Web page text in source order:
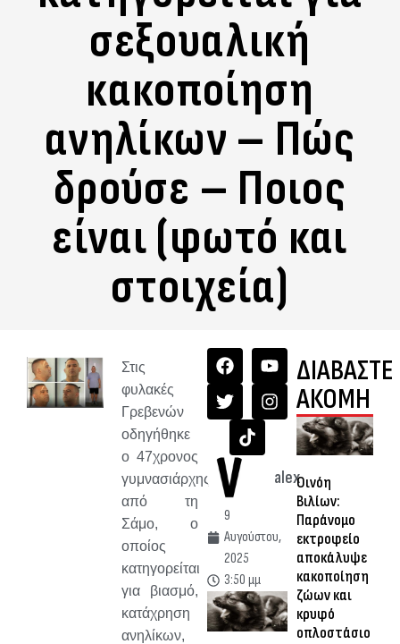
σεξουαλική
κακοποίηση
ανηλίκων – Πώς
δρούσε – Ποιος
είναι (φωτό και
στοιχεία)
Στις
φυλακές
Γρεβενών
οδηγήθηκε
ο 47χρονος
γυμνασιάρχης
από τη
Σάμο, ο
οποίος
κατηγορείται
για βιασμό,
κατάχρηση
ανηλίκων,
alex
9
Αυγούστου,
2025
3:50 μμ
ΔΙΑΒΑΣΤΕ
ΑΚΟΜΗ
Οινόη
Βιλίων:
Παράνομο
εκτροφείο
αποκάλυψε
κακοποίηση
ζώων και
κρυφό
οπλοστάσιο